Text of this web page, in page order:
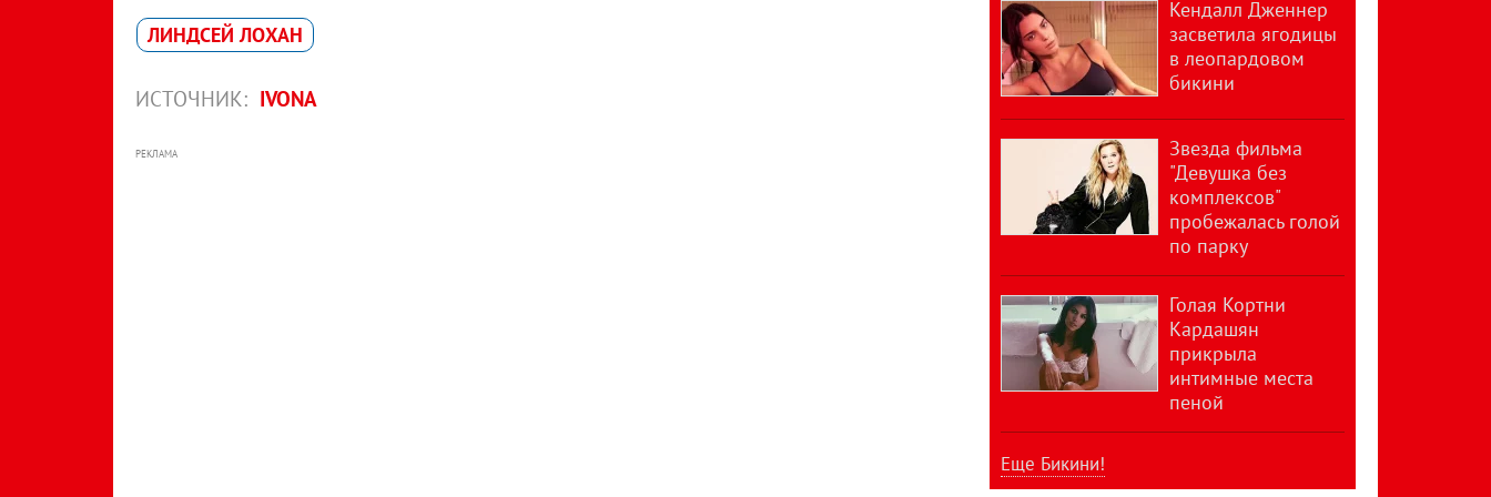
ЛИНДСЕЙ ЛОХАН
ИСТОЧНИК: IVONA
РЕКЛАМА
Кендалл Дженнер
засветила ягодицы
в леопардовом
бикини
Звезда фильма
"Девушка без
комплексов"
пробежалась голой
по парку
Голая Кортни
Кардашян
прикрыла
интимные места
пеной
Еще Бикини!